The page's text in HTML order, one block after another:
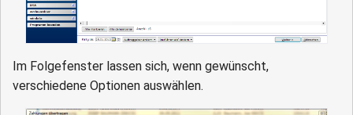
Im Folgefenster lassen sich, wenn gewünscht,
verschiedene Optionen auswählen.